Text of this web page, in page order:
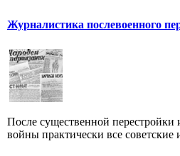
Журналистика послевоенного
После существенной
войны практически все советские